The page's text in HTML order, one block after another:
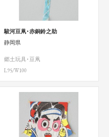
駿河豆凧･赤銅鈴之助
静岡県
郷土玩具･豆凧
L95/W100